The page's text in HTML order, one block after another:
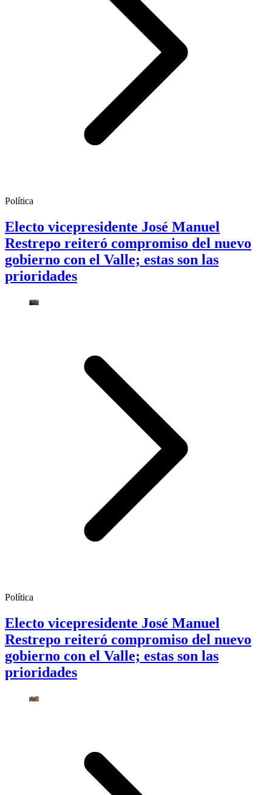
Política
Electo vicepresidente José Manuel
Restrepo reiteró compromiso del nuevo
gobierno con el Valle; estas son las
prioridades
Política
Electo vicepresidente José Manuel
Restrepo reiteró compromiso del nuevo
gobierno con el Valle; estas son las
prioridades